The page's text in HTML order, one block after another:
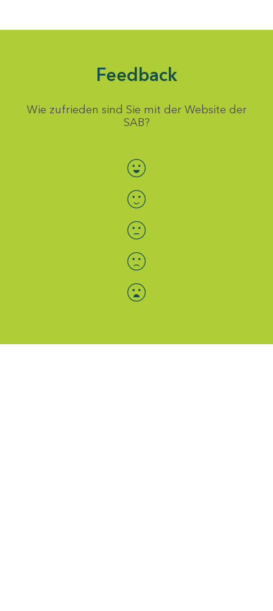
Feedback
Wie zufrieden sind Sie mit der Website der
SAB?
Bewertung auswählen